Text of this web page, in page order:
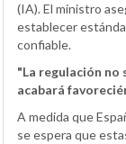
(IA). El ministro
establecer
confiable.
"La regulación
acabará
A medida que
se espera que